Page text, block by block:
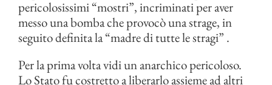
pericolosissimi “mostri”, incriminati per aver
messo una bomba che provocò una strage, in
seguito definita la “madre di tutte le stragi” .
Per la prima volta vidi un anarchico pericoloso.
Lo Stato fu costretto a liberarlo assieme ad altri